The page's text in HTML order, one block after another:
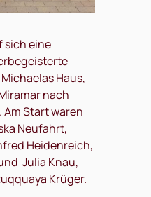
sich eine
Haus,
nach
Start waren
Neufahrt,
Heidenreich,
Julia Knau,
Krüger.